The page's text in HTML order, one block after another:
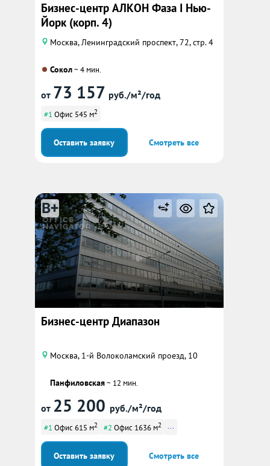
Бизнес-центр АЛКОН Фаза I Нью-
Йорк (корп. 4)
Москва, Ленинградский проспект, 72, стр. 4
Сокол~ 4 мин.
от 73 157 руб./м²/год
#1 Офис 545 м2
Оставить заявку Смотреть все
B+
Бизнес-центр Диапазон
Москва, 1-й Волоколамский проезд, 10
Панфиловская~ 12 мин.
от 25 200 руб./м²/год
#1 Офис 615 м2 #2 Офис 1636 м2 ...
Оставить заявку Смотреть все